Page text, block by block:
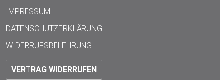
IMPRESSUM
DATENSCHUTZERKLÄRUNG
WIDERRUFSBELEHRUNG
VERTRAG WIDERRUFEN